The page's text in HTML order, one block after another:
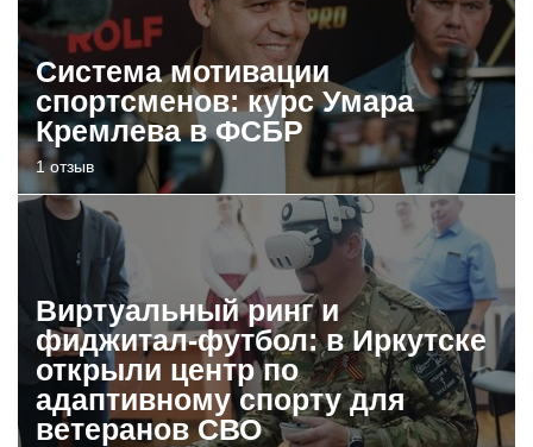
Система мотивации
спортсменов: курс Умара
Кремлева в ФСБР
1 отзыв
Виртуальный ринг и
фиджитал-футбол: в Иркутске
открыли центр по
адаптивному спорту для
ветеранов СВО